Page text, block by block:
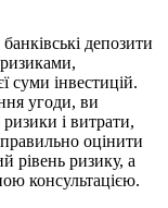
депозити
ризиками,
суми інвестицій.
угоди, ви
і витрати,
оцінити
рівень ризику, а
консультацією.